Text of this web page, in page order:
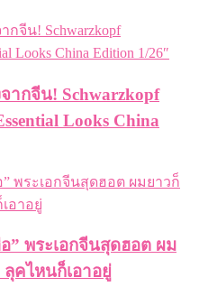
ากจีน! Schwarzkopf
Looks China
” พระเอกจีนสุดฮอต ผม
คไหนก็เอาอยู่